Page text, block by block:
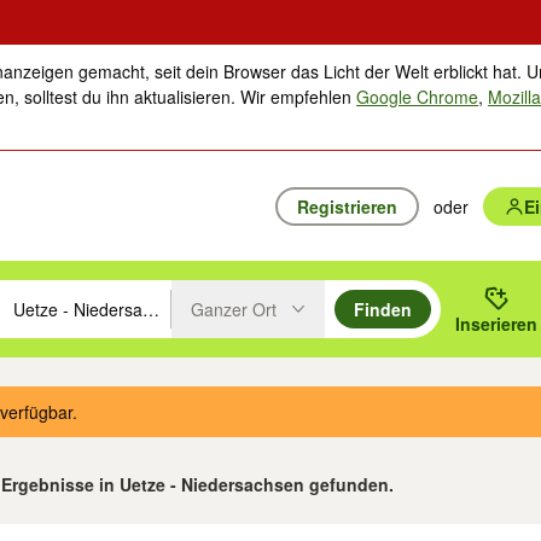
gemacht, seit dein Browser das Licht der Welt erblickt hat.
solltest du ihn aktualisieren. Wir empfehlenGoogle Chrome,
Registrieren oder
mit den Pfeiltasten nach oben/unten durchsuchen und mit
oder Ort eingeben. Eingabetaste drücken um zu suchen, oder
Ganzer Ort
Finden
Inserieren
in Uetze - Niedersachsen gefunden.